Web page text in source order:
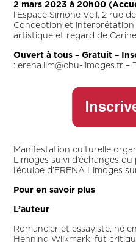
2 mars 2023 à 20h00
l’Espace Simone Veil, 2 rue
Conception et interprétation
artistique et regard de
Ouvert à tous – Gratuit –
: erena.lim@chu-limoges.fr –
Manifestation culturelle
Limoges suivi d’échanges
l’équipe d’ERENA Limoges
Pour en savoir plus
L’auteur
Romancier et essayiste, né
Henning Wijkmark, fut